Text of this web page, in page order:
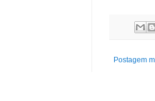
Postagem